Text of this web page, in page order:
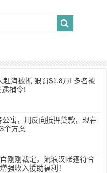
赶海被抓 狠罚$1.8万! 多名被
捕令!
公寓，用反向抵押贷款，现在
个方案
刚刚裁定，流浪汉帐篷符合
强收入援助福利！